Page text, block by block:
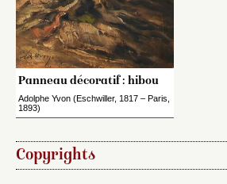
Panneau décoratif : hibou
Adolphe Yvon (Eschwiller, 1817 – Paris,
1893)
Copyrights